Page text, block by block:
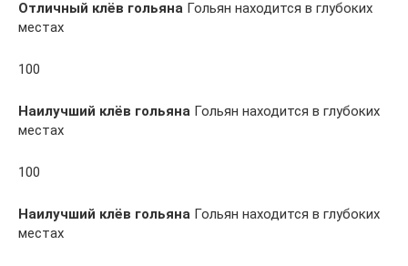
Отличный клёв гольяна Гольян находится в глубоких
местах
100
Наилучший клёв гольяна Гольян находится в глубоких
местах
100
Наилучший клёв гольяна Гольян находится в глубоких
местах